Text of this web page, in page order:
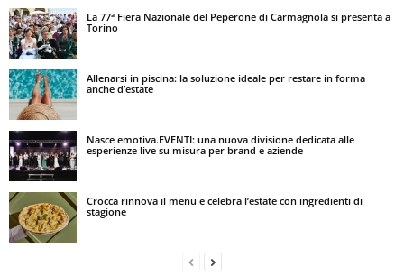
La 77ª Fiera Nazionale del Peperone di Carmagnola si presenta a
Torino
Allenarsi in piscina: la soluzione ideale per restare in forma
anche d’estate
Nasce emotiva.EVENTI: una nuova divisione dedicata alle
esperienze live su misura per brand e aziende
Crocca rinnova il menu e celebra l’estate con ingredienti di
stagione